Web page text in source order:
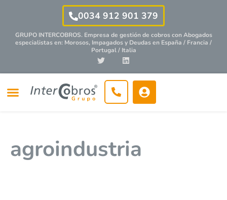
0034 912 901 379
GRUPO INTERCOBROS. Empresa de gestión de cobros conAbogados
especialistasen: Morosos, Impagados y Deudas en España / Francia /
Portugal / Italia
agroindustria